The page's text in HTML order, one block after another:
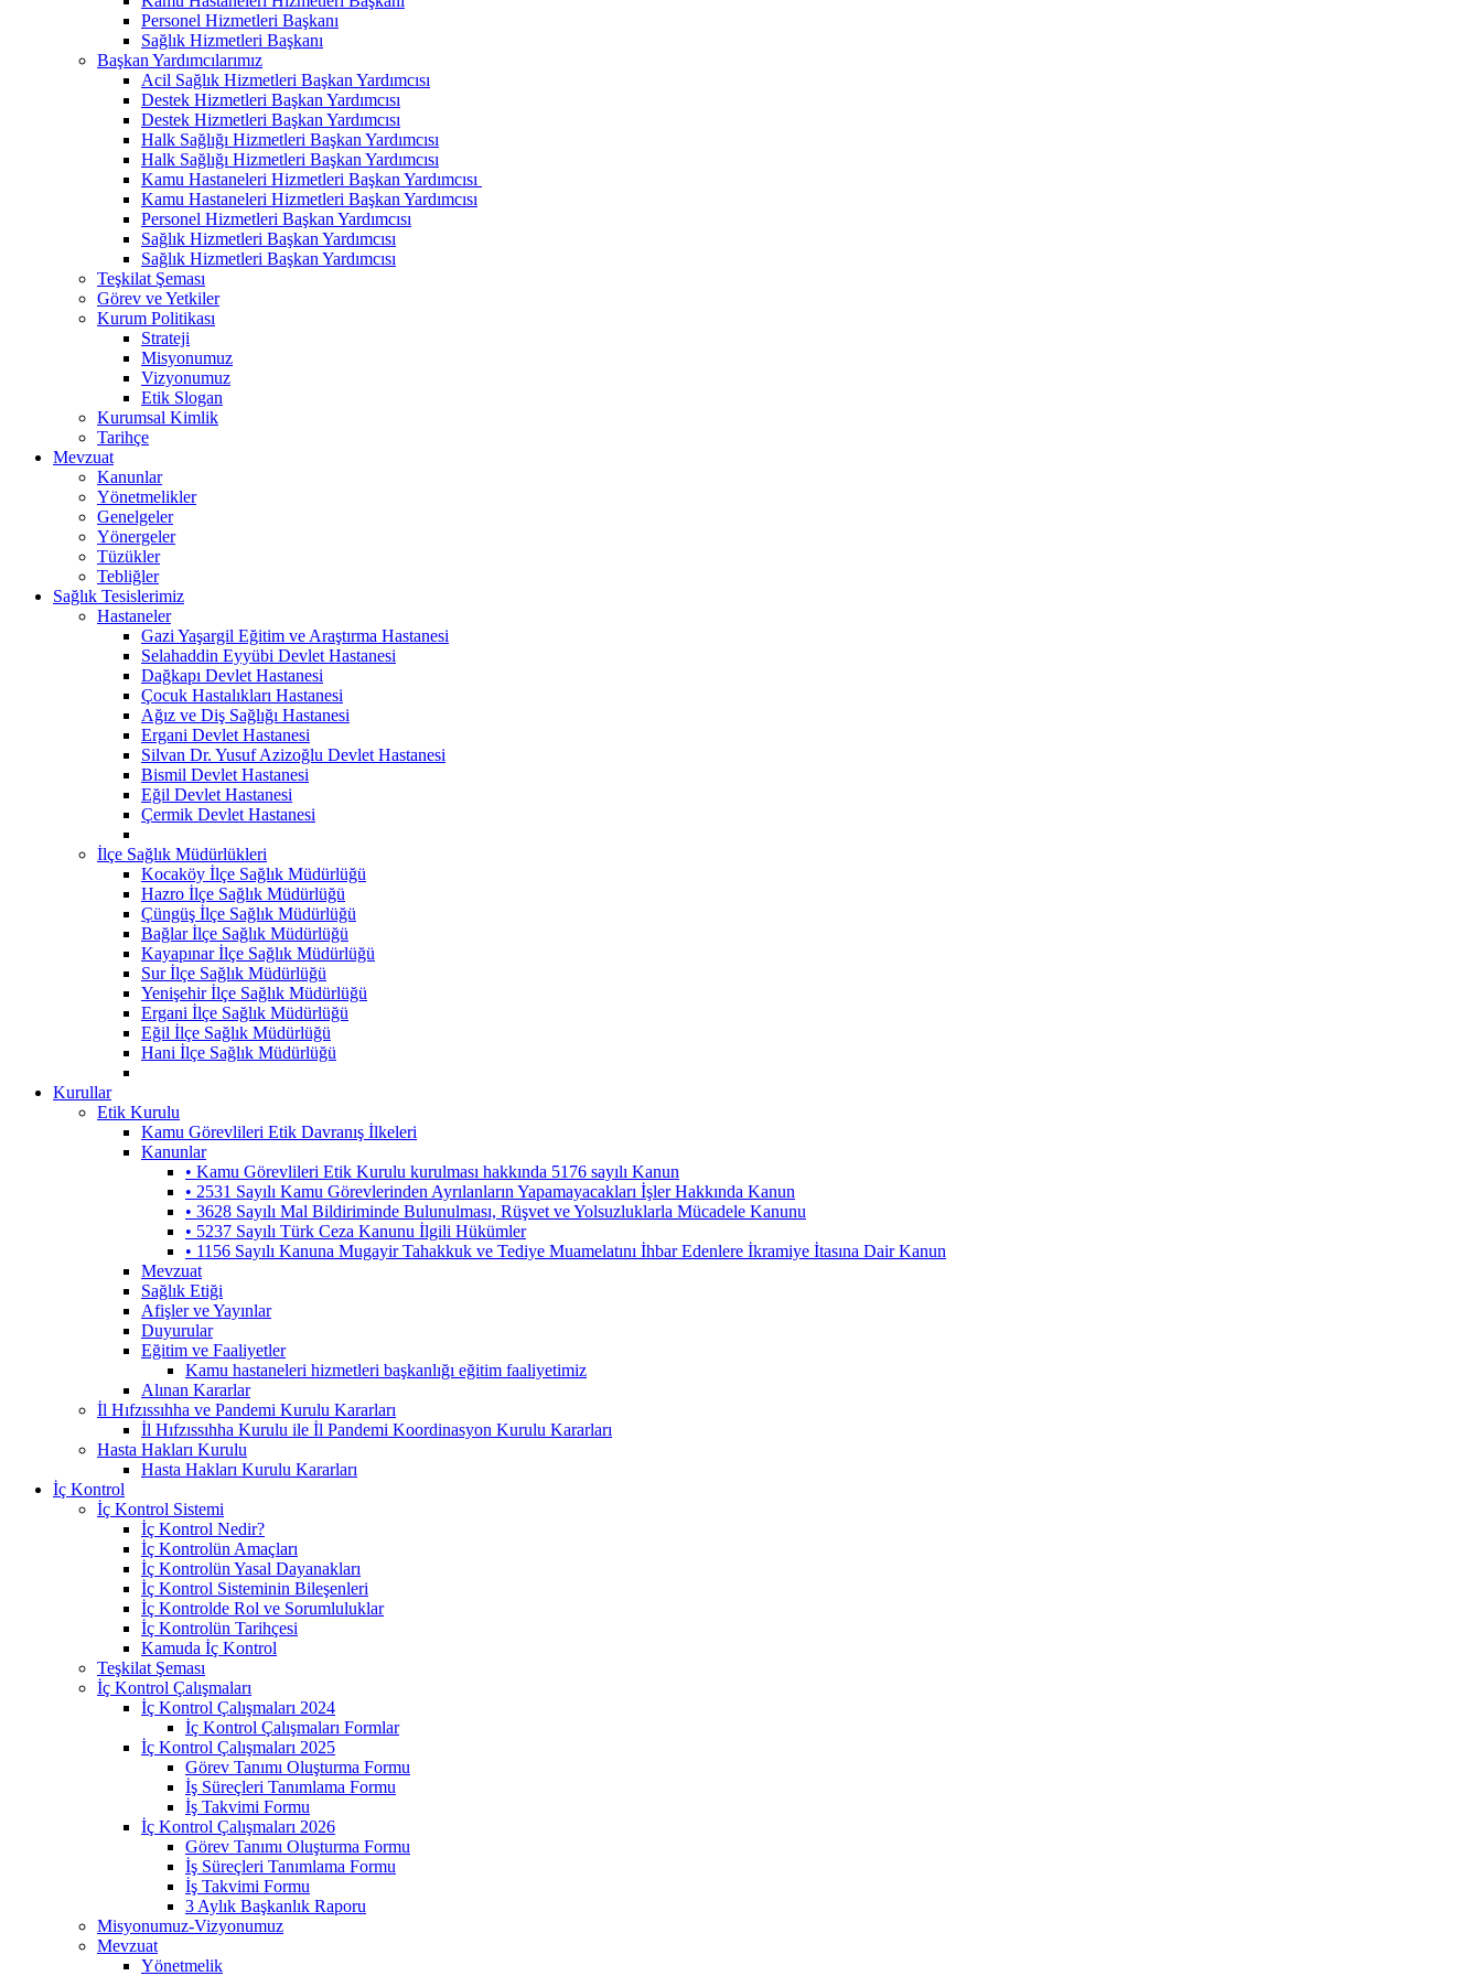
Personel Hizmetleri Başkanı
Sağlık Hizmetleri Başkanı
Başkan Yardımcılarımız
Acil Sağlık Hizmetleri Başkan Yardımcısı
Destek Hizmetleri Başkan Yardımcısı
Destek Hizmetleri Başkan Yardımcısı
Halk Sağlığı Hizmetleri Başkan Yardımcısı
Halk Sağlığı Hizmetleri Başkan Yardımcısı
Kamu Hastaneleri Hizmetleri Başkan Yardımcısı ​
Kamu Hastaneleri Hizmetleri Başkan Yardımcısı
Personel Hizmetleri Başkan Yardımcısı
Sağlık Hizmetleri Başkan Yardımcısı
Sağlık Hizmetleri Başkan Yardımcısı
Teşkilat Şeması
Görev ve Yetkiler
Kurum Politikası
Strateji
Misyonumuz
Vizyonumuz
Etik Slogan
Kurumsal Kimlik
Tarihçe
Mevzuat
Kanunlar
Yönetmelikler
Genelgeler
Yönergeler
Tüzükler
Tebliğler
Sağlık Tesislerimiz
Hastaneler
Gazi Yaşargil Eğitim ve Araştırma Hastanesi
Selahaddin Eyyübi Devlet Hastanesi
Dağkapı Devlet Hastanesi
Çocuk Hastalıkları Hastanesi
Ağız ve Diş Sağlığı Hastanesi
Ergani Devlet Hastanesi
Silvan Dr. Yusuf Azizoğlu Devlet Hastanesi
Bismil Devlet Hastanesi
Eğil Devlet Hastanesi
Çermik Devlet Hastanesi
İlçe Sağlık Müdürlükleri
Kocaköy İlçe Sağlık Müdürlüğü
Hazro İlçe Sağlık Müdürlüğü
Çüngüş İlçe Sağlık Müdürlüğü
Bağlar İlçe Sağlık Müdürlüğü
Kayapınar İlçe Sağlık Müdürlüğü
Sur İlçe Sağlık Müdürlüğü
Yenişehir İlçe Sağlık Müdürlüğü
Ergani İlçe Sağlık Müdürlüğü
Eğil İlçe Sağlık Müdürlüğü
Hani İlçe Sağlık Müdürlüğü
Kurullar
Etik Kurulu
Kamu Görevlileri Etik Davranış İlkeleri
Kanunlar
• Kamu Görevlileri Etik Kurulu kurulması hakkında 5176 sayılı Kanun
• 2531 Sayılı Kamu Görevlerinden Ayrılanların Yapamayacakları İşler Hakkında Kanun
• 3628 Sayılı Mal Bildiriminde Bulunulması, Rüşvet ve Yolsuzluklarla Mücadele Kanunu
• 5237 Sayılı Türk Ceza Kanunu İlgili Hükümler
• 1156 Sayılı Kanuna Mugayir Tahakkuk ve Tediye Muamelatını İhbar Edenlere İkramiye İtasına Dair Kanun
Mevzuat
Sağlık Etiği
Afişler ve Yayınlar
Duyurular
Eğitim ve Faaliyetler
Kamu hastaneleri hizmetleri başkanlığı eğitim faaliyetimiz
Alınan Kararlar
İl Hıfzıssıhha ve Pandemi Kurulu Kararları
İl Hıfzıssıhha Kurulu ile İl Pandemi Koordinasyon Kurulu Kararları
Hasta Hakları Kurulu
Hasta Hakları Kurulu Kararları
İç Kontrol
İç Kontrol Sistemi
İç Kontrol Nedir?
İç Kontrolün Amaçları
İç Kontrolün Yasal Dayanakları
İç Kontrol Sisteminin Bileşenleri
İç Kontrolde Rol ve Sorumluluklar
İç Kontrolün Tarihçesi
Kamuda İç Kontrol
Teşkilat Şeması
İç Kontrol Çalışmaları
İç Kontrol Çalışmaları 2024
İç Kontrol Çalışmaları Formlar
İç Kontrol Çalışmaları 2025
Görev Tanımı Oluşturma Formu
İş Süreçleri Tanımlama Formu
İş Takvimi Formu
İç Kontrol Çalışmaları 2026
Görev Tanımı Oluşturma Formu
İş Süreçleri Tanımlama Formu
İş Takvimi Formu
3 Aylık Başkanlık Raporu
Misyonumuz-Vizyonumuz
Mevzuat
Yönetmelik